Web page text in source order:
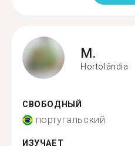
M.
Hortolândia
СВОБОДНЫЙ
португальский
ИЗУЧАЕТ